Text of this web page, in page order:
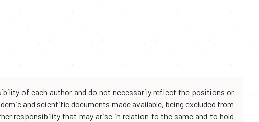
of each author and do not necessarily reflect the positions or
and scientific documents made available, being excluded from
responsibility that may arise in relation to the same and to hold